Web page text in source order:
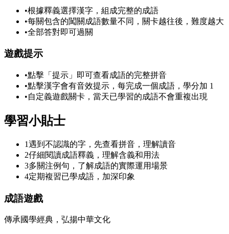
•根據釋義選擇漢字，組成完整的成語
•每關包含的闖關成語數量不同，關卡越往後，難度越大
•全部答對即可過關
遊戲提示
•點擊「提示」即可查看成語的完整拼音
•點擊漢字會有音效提示，每完成一個成語，學分加 1
•自定義遊戲關卡，當天已學習的成語不會重複出現
學習小貼士
1遇到不認識的字，先查看拼音，理解讀音
2仔細閱讀成語釋義，理解含義和用法
3多關注例句，了解成語的實際運用場景
4定期複習已學成語，加深印象
成語遊戲
傳承國學經典，弘揚中華文化